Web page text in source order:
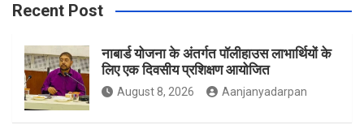
o g e
Recent Post
नाबार्ड योजना के अंतर्गत पॉलीहाउस लाभार्थियों के
लिए एक दिवसीय प्रशिक्षण आयोजित
August 8, 2026 Aanjanyadarpan